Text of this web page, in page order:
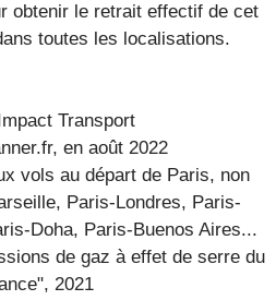
obtenir le retrait effectif de cet
toutes les localisations.
Transport
en août 2022
vols au départ de Paris, non
Paris-Londres, Paris-
Doha, Paris-Buenos Aires...
de gaz à effet de serre du
2021